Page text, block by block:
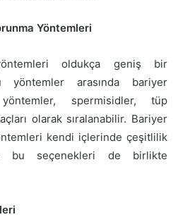
Yöntemleri
oldukça geniş bir
yöntemler arasında bariyer
spermisidler, tüp
olarak sıralanabilir. Bariyer
kendi içlerinde çeşitlilik
bu seçenekleri de birlikte